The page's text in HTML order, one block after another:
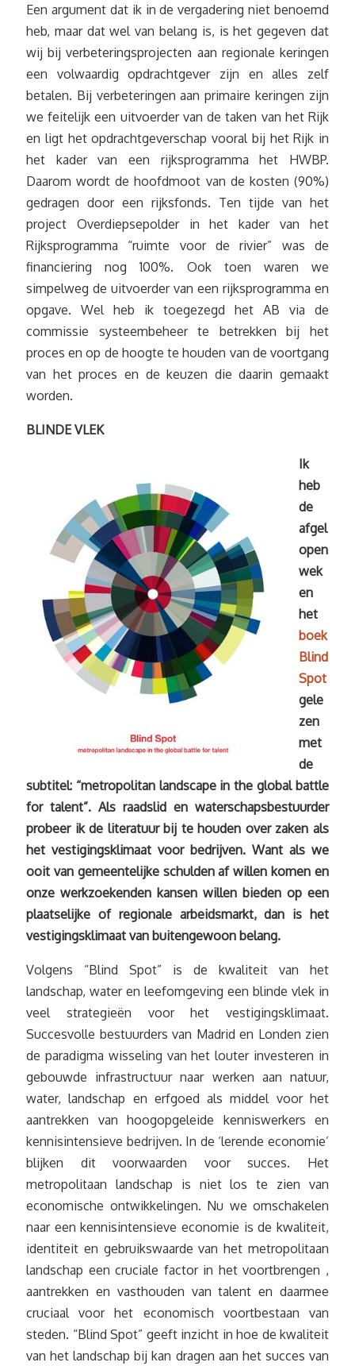
Een argument dat ik in de vergadering niet benoemd
heb, maar dat wel van belang is, is het gegeven dat
wij bij verbeteringsprojecten aan regionale keringen
een volwaardig opdrachtgever zijn en alles zelf
betalen. Bij verbeteringen aan primaire keringen zijn
we feitelijk een uitvoerder van de taken van het Rijk
en ligt het opdrachtgeverschap vooral bij het Rijk in
het kader van een rijksprogramma het HWBP.
Daarom wordt de hoofdmoot van de kosten (90%)
gedragen door een rijksfonds. Ten tijde van het
project Overdiepsepolder in het kader van het
Rijksprogramma “ruimte voor de rivier” was de
financiering nog 100%. Ook toen waren we
simpelweg de uitvoerder van een rijksprogramma en
opgave. Wel heb ik toegezegd het AB via de
commissie systeembeheer te betrekken bij het
proces en op de hoogte te houden van de voortgang
van het proces en de keuzen die daarin gemaakt
worden.
BLINDE VLEK
Ik
heb
de
afgel
open
wek
en
het
boek
Blind
Spot
gele
zen
met
de
subtitel: “metropolitan landscape in the global battle
for talent”. Als raadslid en waterschapsbestuurder
probeer ik de literatuur bij te houden over zaken als
het vestigingsklimaat voor bedrijven. Want als we
ooit van gemeentelijke schulden af willen komen en
onze werkzoekenden kansen willen bieden op een
plaatselijke of regionale arbeidsmarkt, dan is het
vestigingsklimaat van buitengewoon belang.
Volgens “Blind Spot” is de kwaliteit van het
landschap, water en leefomgeving een blinde vlek in
veel strategieën voor het vestigingsklimaat.
Succesvolle bestuurders van Madrid en Londen zien
de paradigma wisseling van het louter investeren in
gebouwde infrastructuur naar werken aan natuur,
water, landschap en erfgoed als middel voor het
aantrekken van hoogopgeleide kenniswerkers en
kennisintensieve bedrijven. In de ‘lerende economie’
blijken dit voorwaarden voor succes. Het
metropolitaan landschap is niet los te zien van
economische ontwikkelingen. Nu we omschakelen
naar een kennisintensieve economie is de kwaliteit,
identiteit en gebruikswaarde van het metropolitaan
landschap een cruciale factor in het voortbrengen ,
aantrekken en vasthouden van talent en daarmee
cruciaal voor het economisch voortbestaan van
steden. “Blind Spot” geeft inzicht in hoe de kwaliteit
van het landschap bij kan dragen aan het succes van